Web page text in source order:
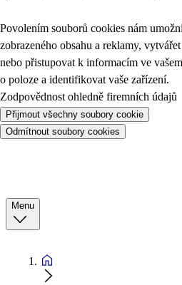
Povolením souborů cookies nám
zobrazeného obsahu a reklamy,
nebo přistupovat k informacím ve
o poloze a identifikovat vaše zařízení.
Zodpovědnost ohledně firemních údajů
Přijmout všechny soubory cookie
Odmítnout soubory cookies
Menu